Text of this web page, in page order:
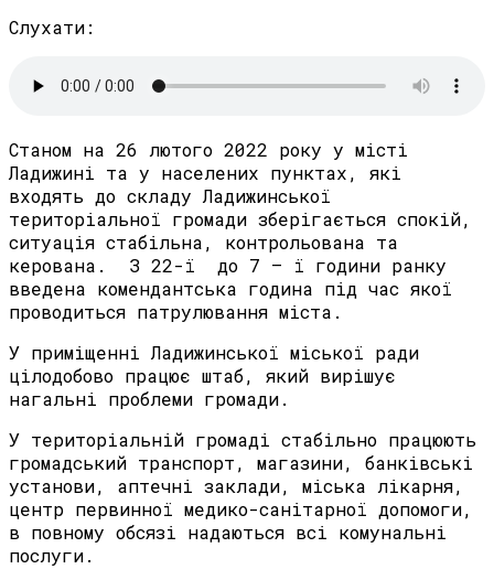
Слухати:
Станом на 26 лютого 2022 року у місті
Ладижині та у населених пунктах, які
входять до складу Ладижинської
територіальної громади зберігається спокій,
ситуація стабільна, контрольована та
керована. З 22-ї до 7 – ї години ранку
введена комендантська година під час якої
проводиться патрулювання міста.
У приміщенні Ладижинської міської ради
цілодобово працює штаб, який вирішує
нагальні проблеми громади.
У територіальній громаді стабільно працюють
громадський транспорт, магазини, банківські
установи, аптечні заклади, міська лікарня,
центр первинної медико-санітарної допомоги,
в повному обсязі надаються всі комунальні
послуги.